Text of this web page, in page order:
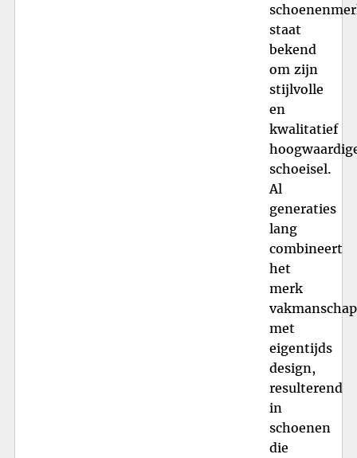
staat
bekend
om zijn
stijlvolle
en
kwalitatief
schoeisel.
Al
generaties
lang
combineert
het
merk
vakmanschap
met
eigentijds
design,
resulterend
in
schoenen
die